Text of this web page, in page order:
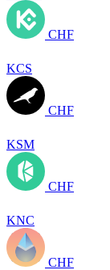
CHF
KCS
CHF
KSM
CHF
KNC
CHF